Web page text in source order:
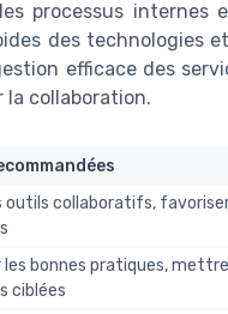
processus internes
des technologies
efficace des
la collaboration.
outils collaboratifs,
les bonnes pratiques,
ciblées